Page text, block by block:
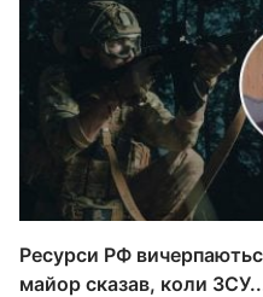
Ресурси РФ
майор сказав, коли